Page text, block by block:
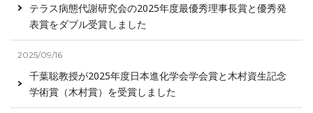
テラス病態代謝研究会の2025年度最優秀理事長賞と優秀発
表賞をダブル受賞しました
2025/09/16
千葉聡教授が2025年度日本進化学会学会賞と木村資生記念
学術賞（木村賞）を受賞しました